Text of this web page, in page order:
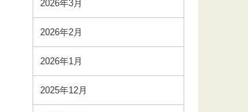
2026年3月
2026年2月
2026年1月
2025年12月